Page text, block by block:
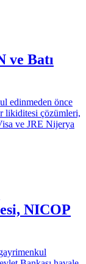
ve Batı
edinmeden önce
likiditesi çözümleri,
ve JRE Nijerya
NICOP